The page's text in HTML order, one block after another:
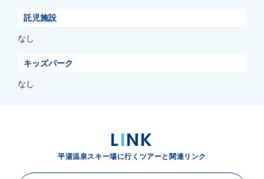
託児施設
なし
キッズパーク
なし
LINK
平湯温泉スキー場に行くツアーと関連リンク